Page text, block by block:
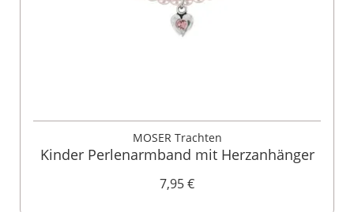
MOSER Trachten
Kinder Perlenarmband mit Herzanhänger
7,95 €